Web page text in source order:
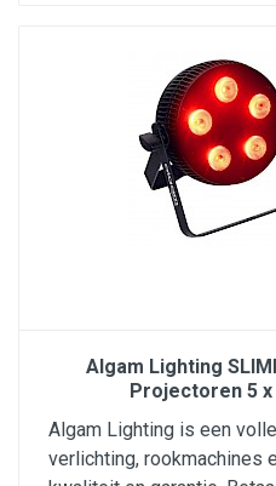
Algam Lighting
Projectoren 5 x
Algam Lighting is een
verlichting, rookmachines